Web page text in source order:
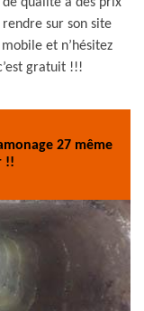
rendre sur son site
et n’hésitez
gratuit !!!
27 même
!!